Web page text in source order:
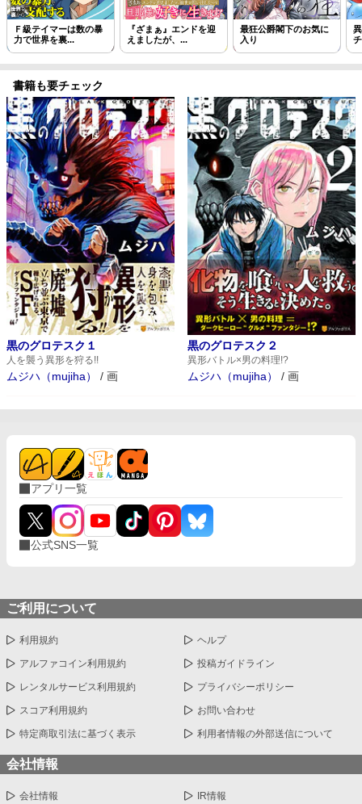
Ｆ級テイマーは数の暴
力で世界を裏...
『ざまぁ』エンドを迎
えましたが、...
最狂公爵閣下のお気に
入り
書籍も要チェック
人を襲う異形を狩る!!
黒のグロテスク１
ムジハ（mujiha） / 画
異形バトル×男の料理!?
黒のグロテスク２
ムジハ（mujiha） / 画
アプリ一覧
公式SNS一覧
ご利用について
利用規約 ヘルプ
アルファコイン利用規約 投稿ガイドライン
レンタルサービス利用規約 プライバシーポリシー
スコア利用規約 お問い合わせ
特定商取引法に基づく表示 利用者情報の外部送信について
会社情報
会社情報 IR情報